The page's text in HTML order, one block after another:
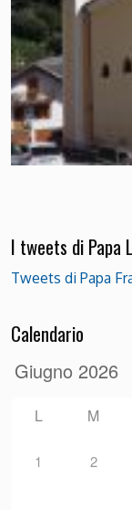
I tweets di Papa
Tweets di Papa
Calendario
L M
1 2